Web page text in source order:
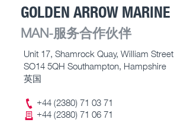
GOLDEN ARROW MARINE
MAN-服务合作伙伴
Unit 17, Shamrock Quay, William Street
SO14 5QH Southampton, Hampshire
英国
+44 (2380) 71 03 71
+44 (2380) 71 06 71